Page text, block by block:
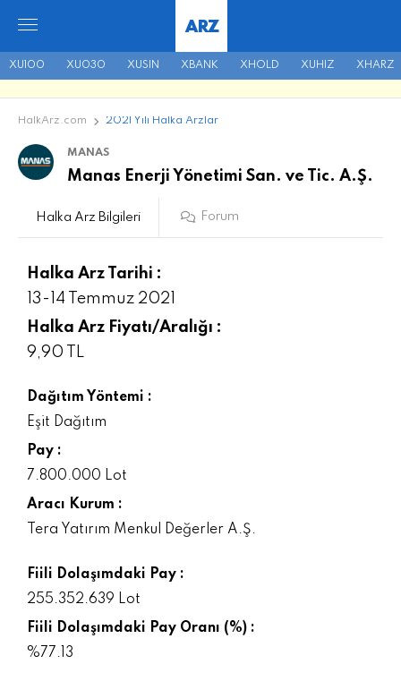
XU100 XU030 XUSIN XBANK XHOLD XUHIZ XHARZ
ARZ
HalkArz.com 2021 Yılı Halka Arzlar
MANAS
Manas Enerji Yönetimi San. ve Tic. A.Ş.
Halka Arz Bilgileri Forum
Halka Arz Tarihi :
13-14 Temmuz 2021
Halka Arz Fiyatı/Aralığı :
9,90 TL
Dağıtım Yöntemi :
Eşit Dağıtım
Pay :
7.800.000 Lot
Aracı Kurum :
Tera Yatırım Menkul Değerler A.Ş.
Fiili Dolaşımdaki Pay :
255.352.639 Lot
Fiili Dolaşımdaki Pay Oranı (%) :
%77.13